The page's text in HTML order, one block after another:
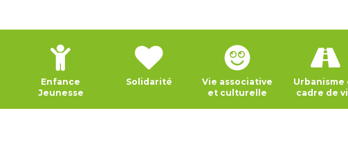
Enfance
Jeunesse
Solidarité
Vie associative
et culturelle
Urbanisme
cadre de